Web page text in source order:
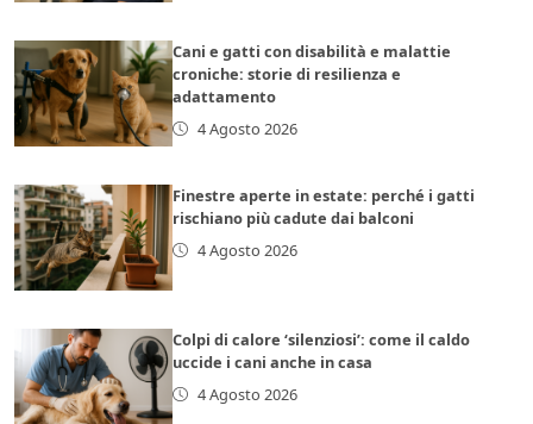
Cani e gatti con disabilità e malattie
croniche: storie di resilienza e
adattamento
4 Agosto 2026
Finestre aperte in estate: perché i gatti
rischiano più cadute dai balconi
4 Agosto 2026
Colpi di calore ‘silenziosi’: come il caldo
uccide i cani anche in casa
4 Agosto 2026